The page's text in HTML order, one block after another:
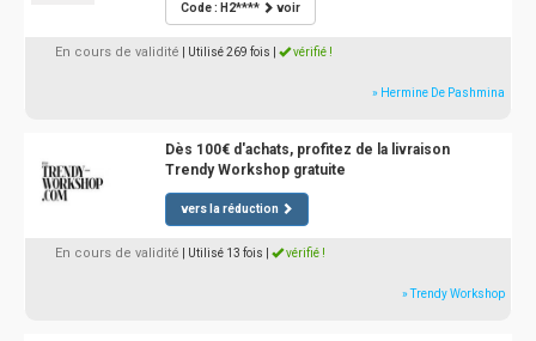
Code : H2**** voir
En cours de validité | Utilisé 269 fois vérifié !
» Hermine De Pashmina
Dès 100€ d'achats, profitez de la livraison
Trendy Workshop gratuite
vers la réduction
En cours de validité | Utilisé 13 fois vérifié !
» Trendy Workshop